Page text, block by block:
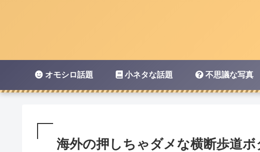
オモシロ話題 小ネタな話題 不思議な写真
海外の押しちゃダメな横断歩道